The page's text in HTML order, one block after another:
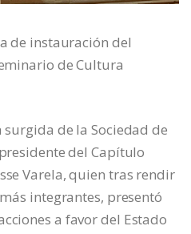
de instauración del
de Cultura
de la Sociedad de
del Capítulo
Varela, quien tras rendir
integrantes, presentó
a favor del Estado